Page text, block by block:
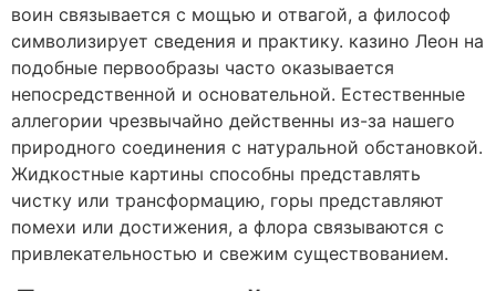
воин связывается с мощью и отвагой, а философ
символизирует сведения и практику. казино Леон на
подобные первообразы часто оказывается
непосредственной и основательной. Естественные
аллегории чрезвычайно действенны из-за нашего
природного соединения с натуральной обстановкой.
Жидкостные картины способны представлять
чистку или трансформацию, горы представляют
помехи или достижения, а флора связываются с
привлекательностью и свежим существованием.